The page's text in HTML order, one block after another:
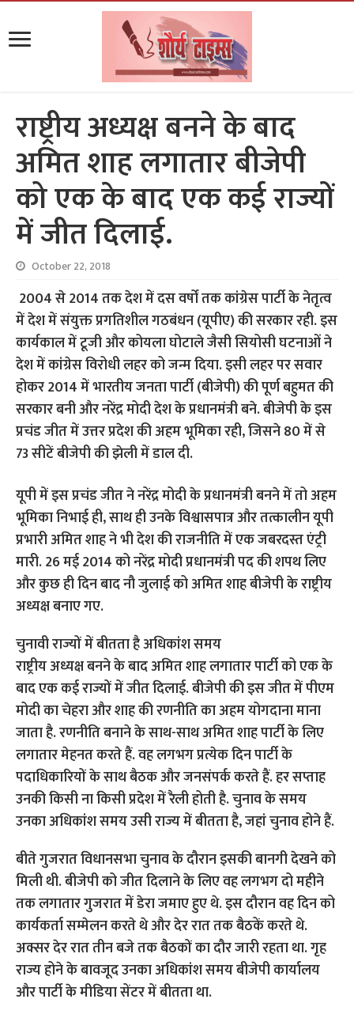
राष्ट्रीय अध्यक्ष बनने के बाद
अमित शाह लगातार बीजेपी
को एक के बाद एक कई राज्यों
में जीत दिलाई.
October 22, 2018
2004 से 2014 तक देश में दस वर्षों तक कांग्रेस पार्टी के नेतृत्व
में देश में संयुक्त प्रगतिशील गठबंधन (यूपीए) की सरकार रही. इस
कार्यकाल में टूजी और कोयला घोटाले जैसी सियोसी घटनाओं ने
देश में कांग्रेस विरोधी लहर को जन्म दिया. इसी लहर पर सवार
होकर 2014 में भारतीय जनता पार्टी (बीजेपी) की पूर्ण बहुमत की
सरकार बनी और नरेंद्र मोदी देश के प्रधानमंत्री बने. बीजेपी के इस
प्रचंड जीत में उत्तर प्रदेश की अहम भूमिका रही, जिसने 80 में से
73 सीटें बीजेपी की झेली में डाल दी.
यूपी में इस प्रचंड जीत ने नरेंद्र मोदी के प्रधानमंत्री बनने में तो अहम
भूमिका निभाई ही, साथ ही उनके विश्वासपात्र और तत्कालीन यूपी
प्रभारी अमित शाह ने भी देश की राजनीति में एक जबरदस्त एंट्री
मारी. 26 मई 2014 को नरेंद्र मोदी प्रधानमंत्री पद की शपथ लिए
और कुछ ही दिन बाद नौ जुलाई को अमित शाह बीजेपी के राष्ट्रीय
अध्यक्ष बनाए गए.
चुनावी राज्यों में बीतता है अधिकांश समय
राष्ट्रीय अध्यक्ष बनने के बाद अमित शाह लगातार पार्टी को एक के
बाद एक कई राज्यों में जीत दिलाई. बीजेपी की इस जीत में पीएम
मोदी का चेहरा और शाह की रणनीति का अहम योगदाना माना
जाता है. रणनीति बनाने के साथ-साथ अमित शाह पार्टी के लिए
लगातार मेहनत करते हैं. वह लगभग प्रत्येक दिन पार्टी के
पदाधिकारियों के साथ बैठक और जनसंपर्क करते हैं. हर सप्ताह
उनकी किसी ना किसी प्रदेश में रैली होती है. चुनाव के समय
उनका अधिकांश समय उसी राज्य में बीतता है, जहां चुनाव होने हैं.
बीते गुजरात विधानसभा चुनाव के दौरान इसकी बानगी देखने को
मिली थी. बीजेपी को जीत दिलाने के लिए वह लगभग दो महीने
तक लगातार गुजरात में डेरा जमाए हुए थे. इस दौरान वह दिन को
कार्यकर्ता सम्मेलन करते थे और देर रात तक बैठकें करते थे.
अक्सर देर रात तीन बजे तक बैठकों का दौर जारी रहता था. गृह
राज्य होने के बावजूद उनका अधिकांश समय बीजेपी कार्यालय
और पार्टी के मीडिया सेंटर में बीतता था.